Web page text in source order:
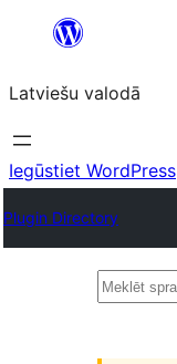
Pāriet
saturu
Latviešu valodā
Iegūstiet WordPress
Plugin Directory
Meklēt